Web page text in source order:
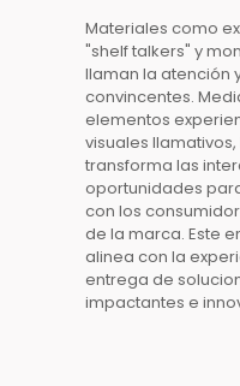
Materiales como
"shelf talkers" y
llaman la atención
convincentes.
elementos
visuales
transforma las
oportunidades
con los
de la marca. Este
alinea con la
entrega de
impactantes e